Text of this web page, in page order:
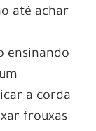
até achar
ensinando
a corda
frouxas